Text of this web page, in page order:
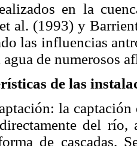
en la
al. (1993) y
las influencias
de numerosos
de las
la captación
del
de cascadas.